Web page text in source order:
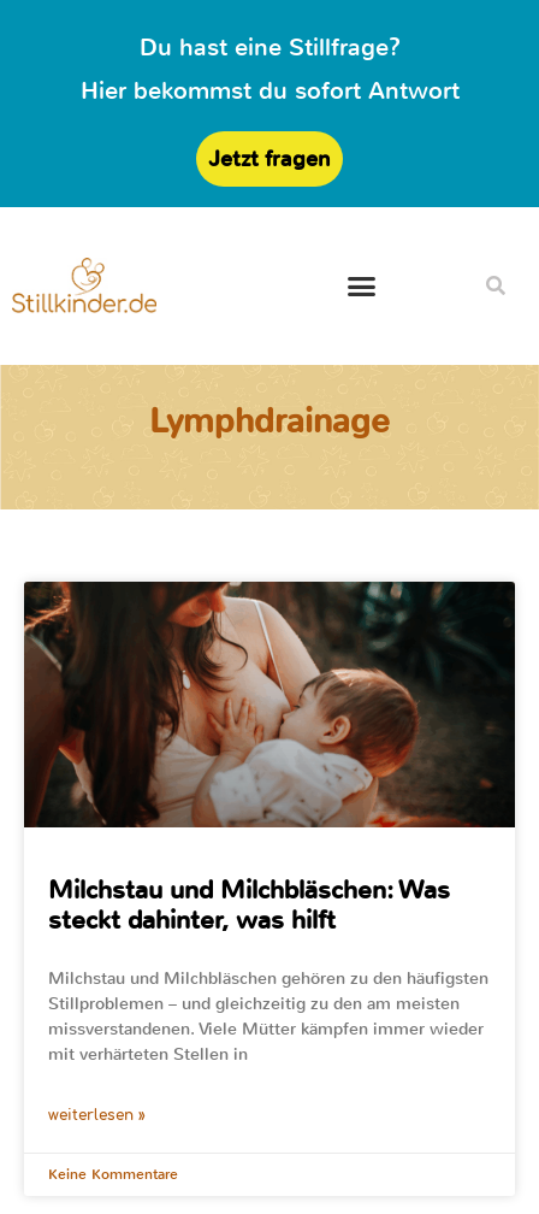
Du hast eine Stillfrage?
Hier bekommst du sofort Antwort
Jetzt fragen
Lymphdrainage
Milchstau und Milchbläschen: Was
steckt dahinter, was hilft
Milchstau und Milchbläschen gehören zu den häufigsten
Stillproblemen – und gleichzeitig zu den am meisten
missverstandenen. Viele Mütter kämpfen immer wieder
mit verhärteten Stellen in
weiterlesen »
Keine Kommentare